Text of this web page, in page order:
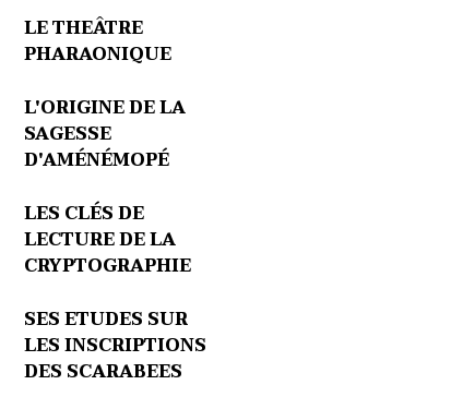
LE THEÂTRE
PHARAONIQUE
L'ORIGINE DE LA
SAGESSE
D'AMÉNÉMOPÉ
LES CLÉS DE
LECTURE DE LA
CRYPTOGRAPHIE
SES ETUDES SUR
LES INSCRIPTIONS
DES SCARABEES